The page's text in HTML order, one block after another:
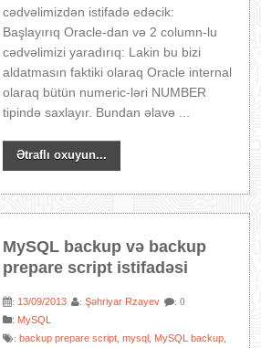
cədvəlimizdən istifadə edəcik:
Başlayırıq Oracle-dan və 2 column-lu
cədvəlimizi yaradırıq: Lakin bu bizi
aldatmasın faktiki olaraq Oracle internal
olaraq bütün numeric-ləri NUMBER
tipində saxlayır. Bundan əlavə ...
Ətraflı oxuyun...
MySQL backup və backup
prepare script istifadəsi
: 13/09/2013 :Şəhriyar Rzayev : 0
: MySQL
: backup prepare script ,mysql MySQL backup